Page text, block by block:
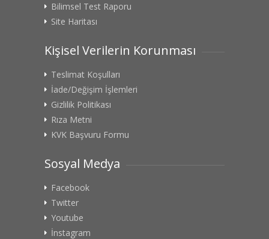
Bilimsel Test Raporu
Site Haritası
Kişisel Verilerin Korunması
Teslimat Koşulları
İade/Değişim İşlemleri
Gizlilik Politikası
Rıza Metni
KVK Başvuru Formu
Sosyal Medya
Facebook
Twitter
Youtube
İnstagram